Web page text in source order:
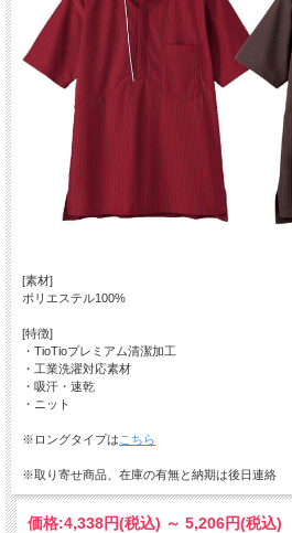
[素材]
ポリエステル100%
[特徴]
・TioTioプレミアム清潔加工
・工業洗濯対応素材
・吸汗・速乾
・ニット
※ロングタイプは こちら
※取り寄せ商品、在庫の有無と納期は後日連絡
価格:4,338円(税込) ～ 5,206円(税込)